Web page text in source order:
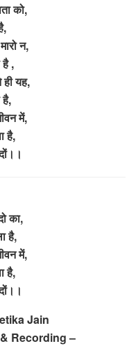
को,
न,
है ,
यह,
में,
है,
का,
है,
में,
है,
Jain
Recording –